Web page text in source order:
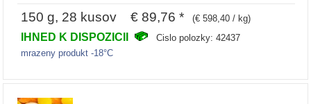
150 g, 28 kusov € 89,76 * (€ 598,40 / kg)
IHNED K DISPOZICII
Cislo polozky: 42437
mrazeny produkt -18°C